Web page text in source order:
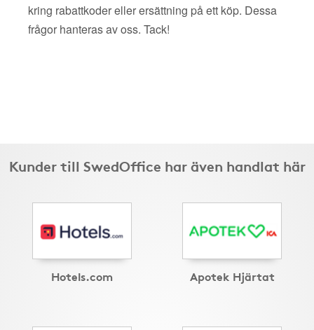
kring rabattkoder eller ersättning på ett köp. Dessa
frågor hanteras av oss. Tack!
Kunder till SwedOffice har även handlat här
Hotels.com Apotek Hjärtat